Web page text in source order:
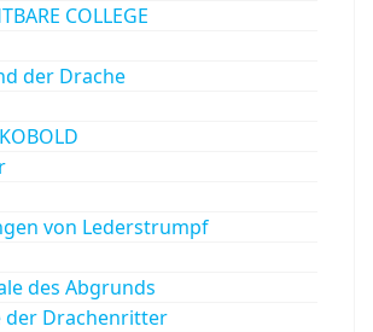
COLLEGE
der Drache
von Lederstrumpf
des Abgrunds
der Drachenritter